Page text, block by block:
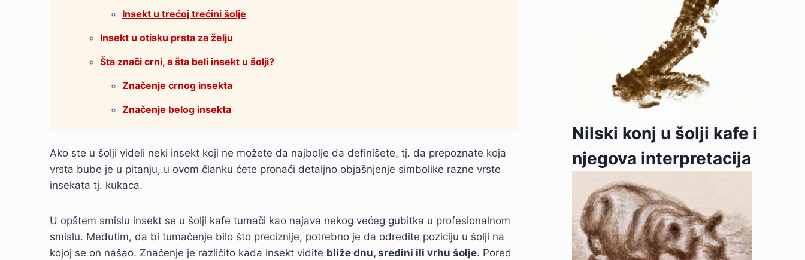
Insekt u trećoj trećini šolje
Insekt u otisku prsta za želju
Šta znači crni, a šta beli insekt u šolji?
Značenje crnog insekta
Značenje belog insekta
Ako ste u šolji videli neki insekt koji ne možete da najbolje da definišete, tj. da prepoznate koja
vrsta bube je u pitanju, u ovom članku ćete pronaći detaljno objašnjenje simbolike razne vrste
insekata tj. kukaca.
U opštem smislu insekt se u šolji kafe tumači kao najava nekog većeg gubitka u profesionalnom
smislu. Međutim, da bi tumačenje bilo što preciznije, potrebno je da odredite poziciju u šolji na
kojoj se on našao. Značenje je različito kada insekt vidite bliže dnu, sredini ili vrhu šolje. Pored
Nilski konj u šolji kafe i
njegova interpretacija